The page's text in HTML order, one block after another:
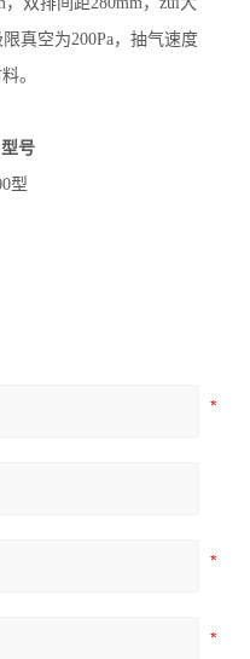
真空为200Pa，抽气速度
。
型